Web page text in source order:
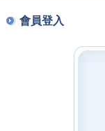
會員登入